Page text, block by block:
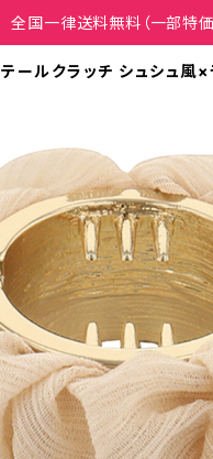
全国一律送料無料（一部特価
テールクラッチ シュシュ風×